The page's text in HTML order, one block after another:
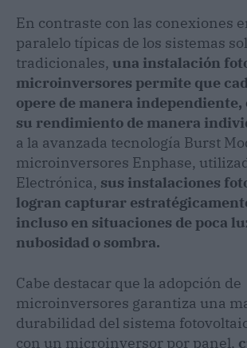
En contraste con las conexiones
paralelo típicas de los sistemas
tradicionales, una instalación
microinversores permite que
opere de manera
su rendimiento de manera
a la avanzada tecnología Burst
microinversores Enphase,
Electrónica, sus instalaciones
logran capturar
incluso en situaciones de poca
nubosidad o sombra.
Cabe destacar que la adopción de
microinversores garantiza una
durabilidad del sistema
con un microinversor por panel,